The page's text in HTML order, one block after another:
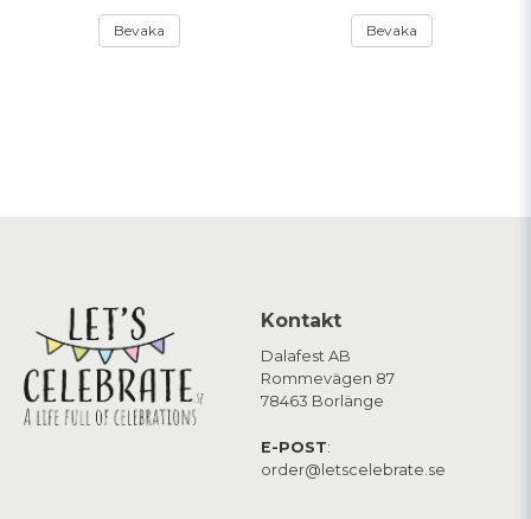
Bevaka Bevaka
Kontakt
Dalafest AB
Rommevägen 87
78463 Borlänge
E-POST:
order@letscelebrate.se